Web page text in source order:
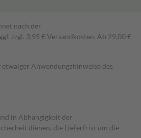
nach der
zzgl. 3,95 € Versandkosten. Ab 29,00 €
Anwendungshinweise des
in Abhängigkeit der
dienen, die Lieferfrist um die